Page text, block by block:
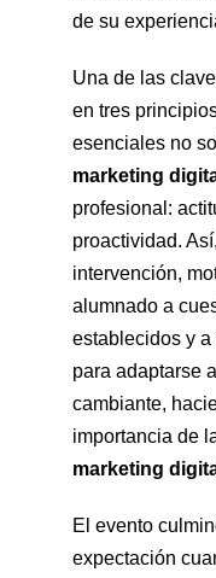
de su
Una de las
en tres
esenciales no
marketing
profesional:
proactividad.
intervención,
alumnado a
establecidos y
para adaptarse
cambiante,
importancia de
marketing
El evento
expectación